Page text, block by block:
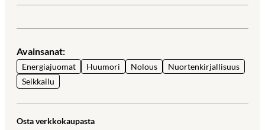
Avainsanat:
Energiajuomat Huumori Nolous
Nuortenkirjallisuus
Seikkailu
Osta verkkokaupasta